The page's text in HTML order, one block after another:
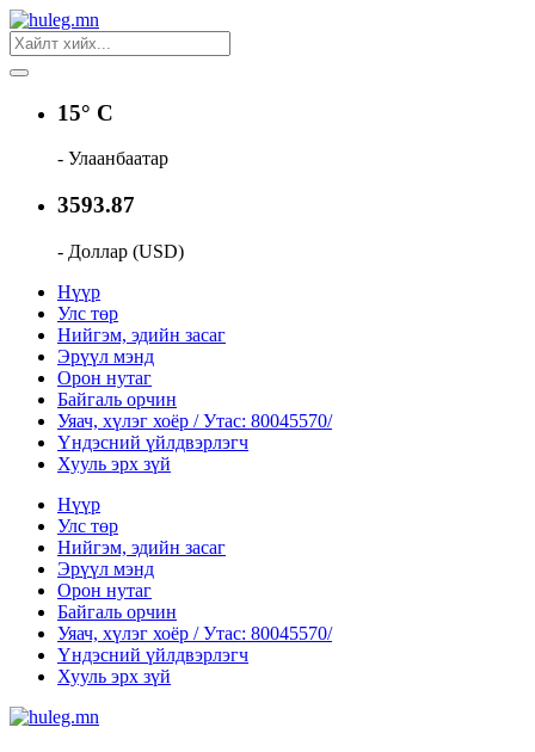
15° C
- Улаанбаатар
3593.87
- Доллар (USD)
Нүүр
Улс төр
Нийгэм, эдийн засаг
Эрүүл мэнд
Орон нутаг
Байгаль орчин
Уяач, хүлэг хоёр / Утас: 80045570/
Үндэсний үйлдвэрлэгч
Хууль эрх зүй
Нүүр
Улс төр
Нийгэм, эдийн засаг
Эрүүл мэнд
Орон нутаг
Байгаль орчин
Уяач, хүлэг хоёр / Утас: 80045570/
Үндэсний үйлдвэрлэгч
Хууль эрх зүй